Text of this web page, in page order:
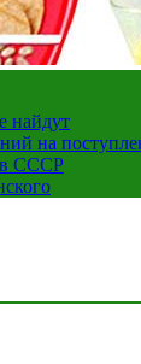
найдут
на
в СССР